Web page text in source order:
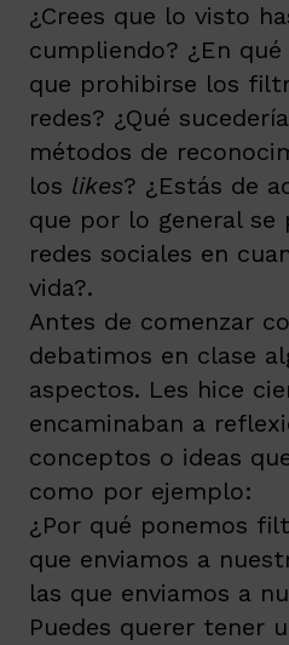
¿Crees que lo visto
cumpliendo? ¿En qué
que prohibirse los
redes? ¿Qué
métodos de
los likes? ¿Estás de
que por lo general se
redes sociales en
vida?.
Antes de comenzar
debatimos en clase
aspectos. Les hice
encaminaban a
conceptos o ideas
como por ejemplo:
¿Por qué ponemos
que enviamos a
las que enviamos a
Puedes querer tener